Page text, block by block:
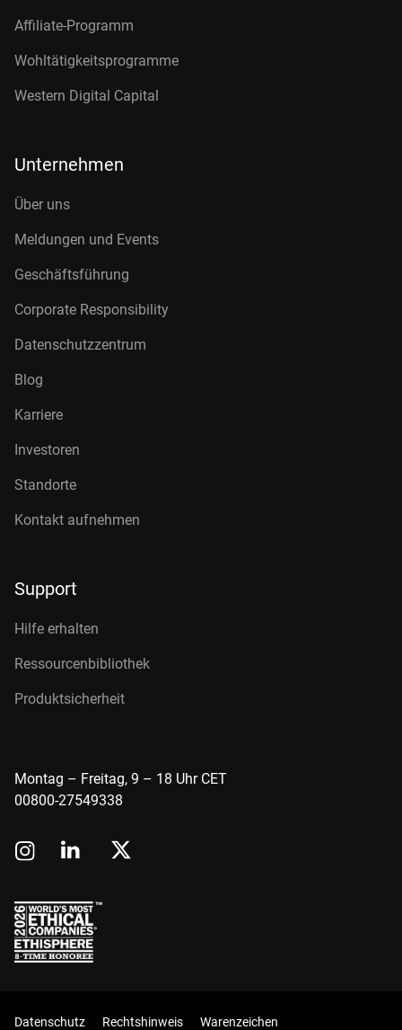
Affiliate-Programm
Wohltätigkeitsprogramme
Western Digital Capital
Unternehmen
Über uns
Meldungen und Events
Geschäftsführung
Corporate Responsibility
Datenschutzzentrum
Blog
Karriere
Investoren
Standorte
Kontakt aufnehmen
Support
Hilfe erhalten
Ressourcenbibliothek
Produktsicherheit
Montag – Freitag, 9 – 18 Uhr CET
00800-27549338
Datenschutz Rechtshinweis Warenzeichen